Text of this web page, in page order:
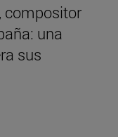
compositor
una
sus